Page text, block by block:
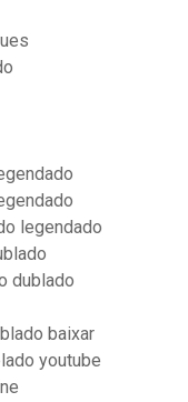
legendado
dublado
baixar
youtube